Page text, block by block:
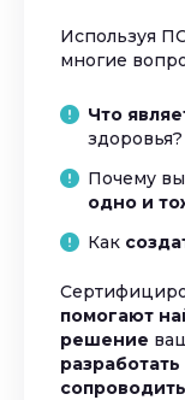
Используя
многие
Что
здоровья?
Почему
одно и
Как
помогают
решение
сопроводить